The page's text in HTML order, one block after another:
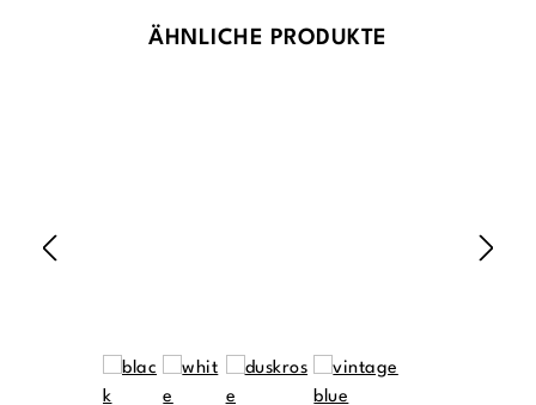
Produktgalerie überspringen
ÄHNLICHE PRODUKTE